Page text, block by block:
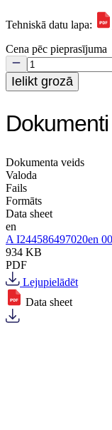
Tehniskā datu lapa:
Cena pēc pieprasījuma
Ielikt grozā
Dokumenti
Dokumenta veids
Valoda
Fails
Formāts
Data sheet
en
A I244586497020en
934 KB
PDF
Lejupielādēt
Data sheet